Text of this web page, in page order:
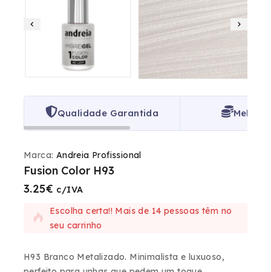
Qualidade Garantida Melhor
Marca: Andreia Profissional
Fusion Color H93
3.25€ c/IVA
2 produtos vendidos nas últimas 20 horas
Escolha certa!! Mais de 14 pessoas têm no
seu carrinho
H93 Branco Metalizado. Minimalista e luxuoso,